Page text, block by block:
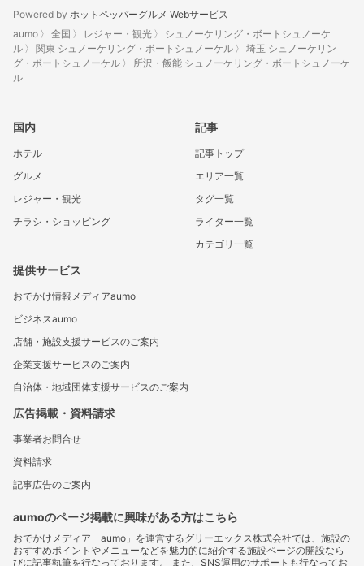
Powered by ホットペッパーグルメ Webサービス
aumo
全国 レジャー・観光
シュノーケリング・ボートシュノーケ
ル
関東 シュノーケリング・ボートシュノーケル
埼玉 シュノーケリン
グ・ボートシュノーケル
所沢・飯能 シュノーケリング・ボートシュノーケ
ル
国内
ホテル
グルメ
レジャー・観光
チラシ・ショッピング
記事
記事トップ
エリア一覧
タグ一覧
ライター一覧
カテゴリ一覧
提供サービス
おでかけ情報メディアaumo
ビジネスaumo
店舗・施設支援サービスのご案内
企業支援サービスのご案内
自治体・地域団体支援サービスのご案内
広告掲載・資料請求
事業者お問合せ
資料請求
記事広告のご案内
aumoのページ掲載に興味がある方はこちら
おでかけメディア「aumo」を運営するグリーエックス株式会社では、施設の
おすすめポイントやメニューなどを魅力的に紹介する施設ページの開設なら
びに記事執筆を行なっております。 また、SNS運用のサポートも行なってお